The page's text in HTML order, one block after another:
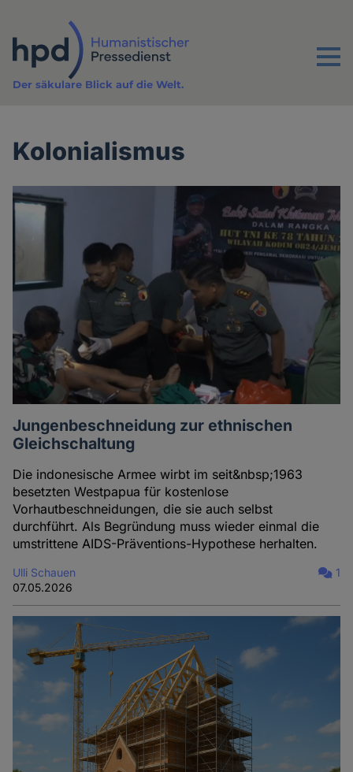
Inhalt
Menu
Der säkulare Blick auf die Welt.
Kolonialismus
Jungenbeschneidung zur ethnischen
Gleichschaltung
Die indonesische Armee wirbt im seit&nbsp;1963
besetzten Westpapua für kostenlose
Vorhautbeschneidungen, die sie auch selbst
durchführt. Als Begründung muss wieder einmal die
umstrittene AIDS-Präventions-Hypothese herhalten.
Ulli Schauen
07.05.2026
1